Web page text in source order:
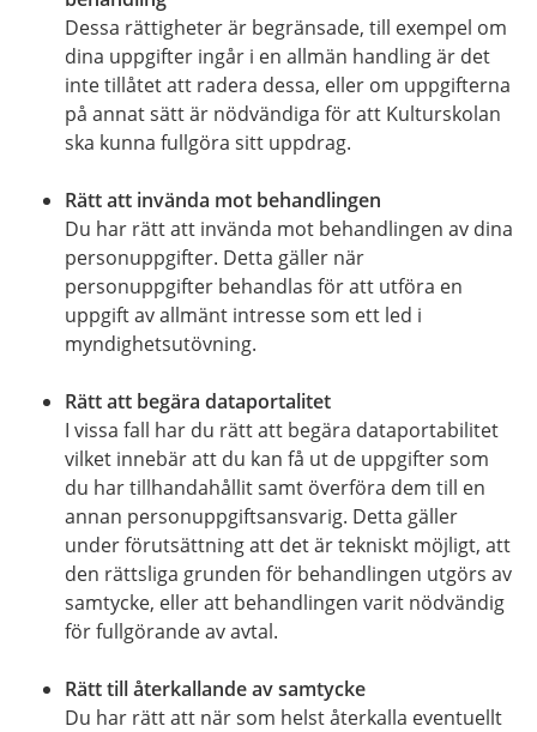
Dessa rättigheter är begränsade, till exempel om
dina uppgifter ingår i en allmän handling är det
inte tillåtet att radera dessa, eller om uppgifterna
på annat sätt är nödvändiga för att Kulturskolan
ska kunna fullgöra sitt uppdrag.
Rätt att invända mot behandlingen
Du har rätt att invända mot behandlingen av dina
personuppgifter. Detta gäller när
personuppgifter behandlas för att utföra en
uppgift av allmänt intresse som ett led i
myndighetsutövning.
Rätt att begära dataportalitet
I vissa fall har du rätt att begära dataportabilitet
vilket innebär att du kan få ut de uppgifter som
du har tillhandahållit samt överföra dem till en
annan personuppgiftsansvarig. Detta gäller
under förutsättning att det är tekniskt möjligt, att
den rättsliga grunden för behandlingen utgörs av
samtycke, eller att behandlingen varit nödvändig
för fullgörande av avtal.
Rätt till återkallande av samtycke
Du har rätt att när som helst återkalla eventuellt